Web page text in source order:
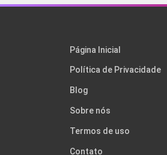
Página Inicial
Política de Privacidade
Blog
Sobre nós
Termos de uso
Contato